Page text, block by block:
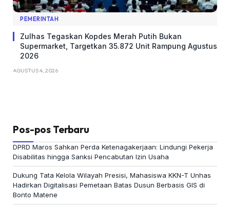
PEMERINTAH
Zulhas Tegaskan Kopdes Merah Putih Bukan
Supermarket, Targetkan 35.872 Unit Rampung Agustus
2026
AGUSTUS 4, 2026
Pos-pos Terbaru
DPRD Maros Sahkan Perda Ketenagakerjaan: Lindungi Pekerja
Disabilitas hingga Sanksi Pencabutan Izin Usaha
Dukung Tata Kelola Wilayah Presisi, Mahasiswa KKN-T Unhas
Hadirkan Digitalisasi Pemetaan Batas Dusun Berbasis GIS di
Bonto Matene